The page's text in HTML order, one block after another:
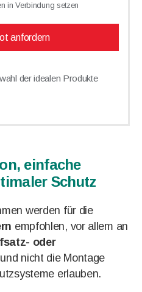
in Verbindung setzen
anfordern
der idealen Produkte
einfache
Schutz
werden für die
empfohlen, vor allem an
oder
und nicht die Montage
erlauben.